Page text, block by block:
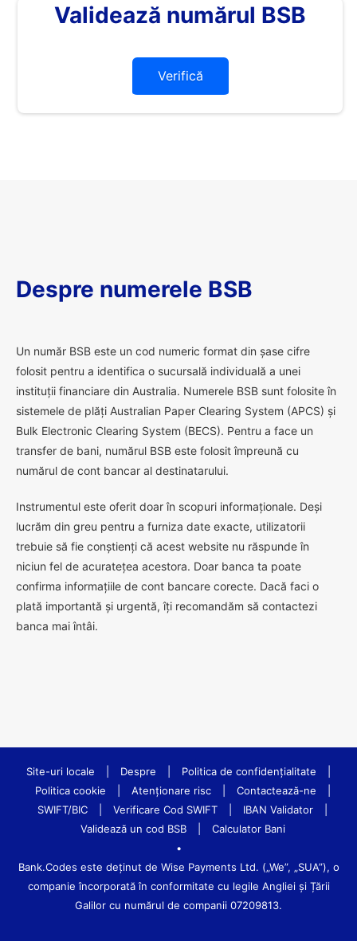
Validează numărul BSB
Verifică
Despre numerele BSB
Un număr BSB este un cod numeric format din șase cifre
folosit pentru a identifica o sucursală individuală a unei
instituții financiare din Australia. Numerele BSB sunt folosite în
sistemele de plăți Australian Paper Clearing System (APCS) și
Bulk Electronic Clearing System (BECS). Pentru a face un
transfer de bani, numărul BSB este folosit împreună cu
numărul de cont bancar al destinatarului.
Instrumentul este oferit doar în scopuri informaționale. Deși
lucrăm din greu pentru a furniza date exacte, utilizatorii
trebuie să fie conștienți că acest website nu răspunde în
niciun fel de acuratețea acestora. Doar banca ta poate
confirma informațiile de cont bancare corecte. Dacă faci o
plată importantă și urgentă, îți recomandăm să contactezi
banca mai întâi.
Site-uri locale Despre Politica de confidenţialitate
Politica cookie
Atenționare risc Contactează-ne
SWIFT/BIC
Verificare Cod SWIFT IBAN Validator
Validează un cod BSB
Calculator Bani
•
Bank.Codes este deținut de Wise Payments Ltd. („We”, „SUA”), o
companie încorporată în conformitate cu legile Angliei și Țării
Galilor cu numărul de companii 07209813.